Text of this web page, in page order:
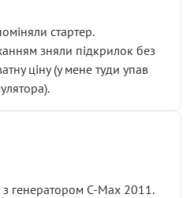
стартер.
зняли підкрилок без
ціну (у мене туди упав
генератором C-Max 2011.